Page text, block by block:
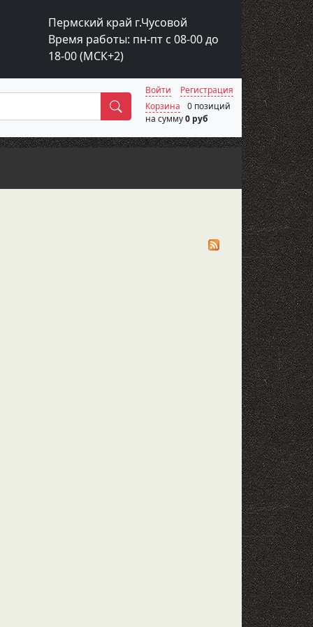
Пермский край г.Чусовой
Время работы: пн-пт с 08-00 до
18-00 (МСК+2)
Поиск
Войти
Регистрация
Корзина
0 позиций
на сумму0 руб